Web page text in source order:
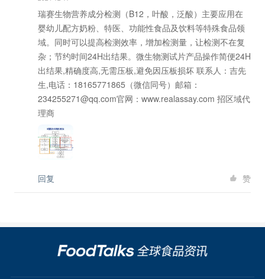
瑞赛生物营养成分检测（B12，叶酸，泛酸）主要应用在
婴幼儿配方奶粉、特医、功能性食品及饮料等特殊食品领
域。同时可以提高检测效率，增加检测量，让检测不在复
杂；节约时间24H出结果。微生物测试片产品操作简便24H
出结果,精确度高,无需压板,避免因压板损坏 联系人：吉先
生,电话：18165771865（微信同号）邮箱：
234255271@qq.com官网：www.realassay.com 招区域代
理商
回复 赞